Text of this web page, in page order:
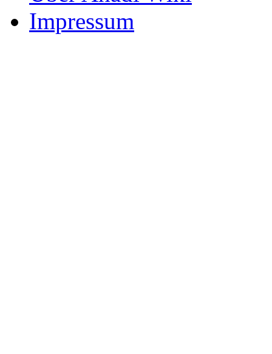
Impressum